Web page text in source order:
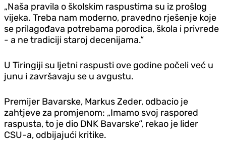
„Naša pravila o školskim raspustima su iz prošlog
vijeka. Treba nam moderno, pravedno rješenje koje
se prilagođava potrebama porodica, škola i privrede
- a ne tradiciji staroj decenijama.“
U Tiringiji su ljetni raspusti ove godine počeli već u
junu i završavaju se u avgustu.
Premijer Bavarske, Markus Zeder, odbacio je
zahtjeve za promjenom: „Imamo svoj raspored
raspusta, to je dio DNK Bavarske“, rekao je lider
CSU-a, odbijajući kritike.